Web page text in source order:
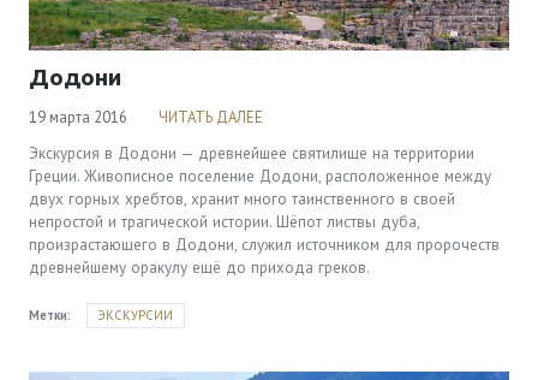
Додони
19 марта 2016
ЧИТАТЬ ДАЛЕЕ
Экскурсия в Додони — древнейшее святилище на территории
Греции. Живописное поселение Додони, расположенное между
двух горных хребтов, хранит много таинственного в своей
непростой и трагической истории. Шёпот листвы дуба,
произрастающего в Додони, служил источником для пророчеств
древнейшему оракулу ещё до прихода греков.
Метки: ЭКСКУРСИИ